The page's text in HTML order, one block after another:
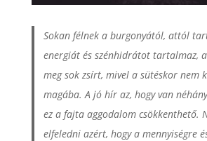
Sokan félnek a burgonyától, attól
energiát és szénhidrátot tartalmaz,
meg sok zsírt, mivel a sütéskor nem
magába. A jó hír az, hogy van
ez a fajta aggodalom csökkenthető.
elfeledni azért, hogy a mennyiségre